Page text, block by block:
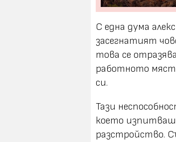
С една дума
засегнатият
това се
работното
си.
Тази
което изпитваш,
разстройство.